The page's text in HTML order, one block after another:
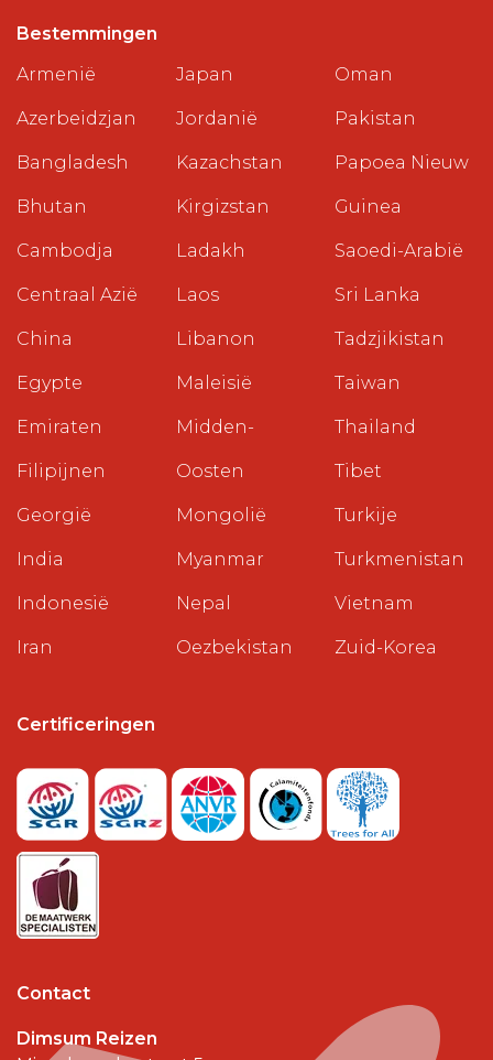
Bestemmingen
Armenië
Azerbeidzjan
Bangladesh
Bhutan
Cambodja
Centraal Azië
China
Egypte
Emiraten
Filipijnen
Georgië
India
Indonesië
Iran
Japan
Jordanië
Kazachstan
Kirgizstan
Ladakh
Laos
Libanon
Maleisië
Midden-
Oosten
Mongolië
Myanmar
Nepal
Oezbekistan
Oman
Pakistan
Papoea Nieuw
Guinea
Saoedi-Arabië
Sri Lanka
Tadzjikistan
Taiwan
Thailand
Tibet
Turkije
Turkmenistan
Vietnam
Zuid-Korea
Certificeringen
Contact
Dimsum Reizen